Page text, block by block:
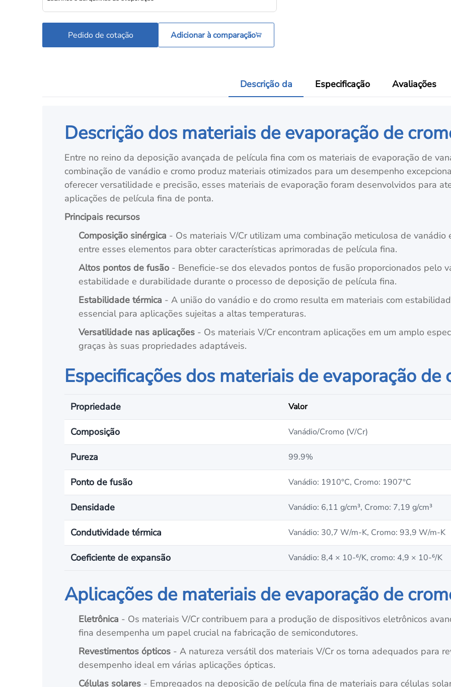
Pedido de cotação Adicionar à comparação
Descrição da Especificação Avaliações
Descrição dos materiais de evaporação de
Entre no reino da deposição avançada de película fina com os materiais de evaporação de
combinação de vanádio e cromo produz materiais otimizados para um desempenho
oferecer versatilidade e precisão, esses materiais de evaporação foram desenvolvidos para
aplicações de película fina de ponta.
Principais recursos
Composição sinérgica - Os materiais V/Cr utilizam uma combinação meticulosa de
entre esses elementos para obter características aprimoradas de película fina.
Altos pontos de fusão - Beneficie-se dos elevados pontos de fusão proporcionados pelo
estabilidade e durabilidade durante o processo de deposição de película fina.
Estabilidade térmica - A união do vanádio e do cromo resulta em materiais com
essencial para aplicações sujeitas a altas temperaturas.
Versatilidade nas aplicações - Os materiais V/Cr encontram aplicações em um amplo
graças às suas propriedades adaptáveis.
Especificações dos materiais de evaporação de
Propriedade Valor
Composição Vanádio/Cromo (V/Cr)
Pureza 99.9%
Ponto de fusão Vanádio: 1910°C, Cromo: 1907°C
Densidade Vanádio: 6,11 g/cm³, Cromo: 7,19 g/cm³
Condutividade térmica Vanádio: 30,7 W/m-K, Cromo: 93,9 W/m-K
Coeficiente de expansão Vanádio: 8,4 × 10-⁶/K, cromo: 4,9 × 10-⁶/K
Aplicações de materiais de evaporação de
Eletrônica - Os materiais V/Cr contribuem para a produção de dispositivos eletrônicos
fina desempenha um papel crucial na fabricação de semicondutores.
Revestimentos ópticos - A natureza versátil dos materiais V/Cr os torna adequados para
desempenho ideal em várias aplicações ópticas.
Células solares - Empregados na deposição de película fina de materiais para células